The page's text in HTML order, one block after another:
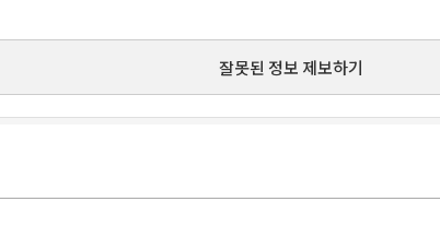
잘못된 정보 제보하기